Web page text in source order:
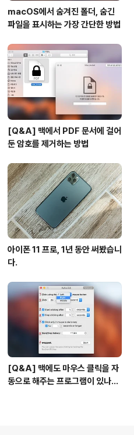
macOS에서 숨겨진 폴더, 숨긴
파일을 표시하는 가장 간단한 방법
[Q&A] 맥에서 PDF 문서에 걸어
둔 암호를 제거하는 방법
아이폰 11 프로, 1년 동안 써봤습니
다.
[Q&A] 맥에도 마우스 클릭을 자
동으로 해주는 프로그램이 있나